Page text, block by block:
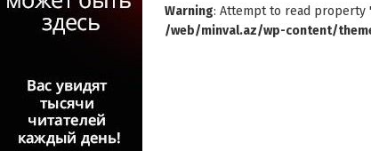
Warning: Attempt to read property
/web/minval.az/wp-content/